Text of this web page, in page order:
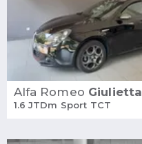
Alfa Romeo Giulietta
1.6 JTDm Sport TCT